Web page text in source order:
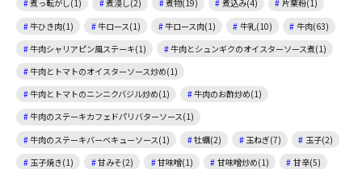
煮っ転がし(1)
煮浸し(2) 煮物(19) 煮込み(4)
片栗粉(1)
牛ひき肉(1)
牛ロース(1) 牛ロース肉(1) 牛乳(10)
牛肉(63)
牛肉シャリアピン風ステーキ(1)
牛肉とシュンギクのオイスターソース煮(1)
牛肉とトマトのオイスターソース炒め(1)
牛肉とトマトのニンニクバジル炒め(1)
牛肉のお酢炒め(1)
牛肉のステーキカフェドパリバターソース(1)
牛肉のステーキバーベキューソース(1)
牡蠣(2) 玉ねぎ(7)
玉子(2)
玉子焼き(1)
甘みそ(2) 甘味噌(1) 甘味噌炒め(1)
甘辛(5)